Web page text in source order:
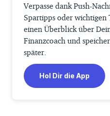
Verpasse dank Push-
Spartipps oder wichtigen
einen Überblick über
Finanzcoach und
später.
Hol Dir die App